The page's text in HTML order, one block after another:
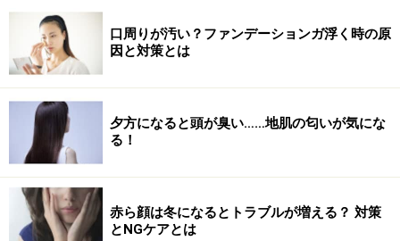
リンク： 水中ウォーキングによる消費カロリーは！？
30代、体重55kgの女性が1時間、水中ウォーキ
ングをしたとすると
55（体重）ｘ0.096ｘ60（分）ｘ0.87（補正係
数）＝276kcal
となります。
出典： 水中ウォーキングによる消費カロリー
口周りが汚い？ファンデーションガ浮く時の原
因と対策とは
夕方になると頭が臭い……地肌の匂いが気にな
る！
赤ら顔は冬になるとトラブルが増える？ 対策
とNGケアとは